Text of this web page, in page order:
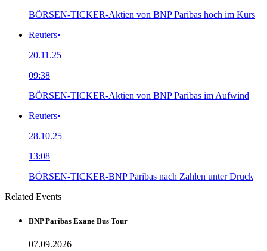
BÖRSEN-TICKER-Aktien von BNP Paribas hoch im Kurs
Reuters•
20.11.25
09:38
BÖRSEN-TICKER-Aktien von BNP Paribas im Aufwind
Reuters•
28.10.25
13:08
BÖRSEN-TICKER-BNP Paribas nach Zahlen unter Druck
Related Events
BNP Paribas Exane Bus Tour
07.09.2026